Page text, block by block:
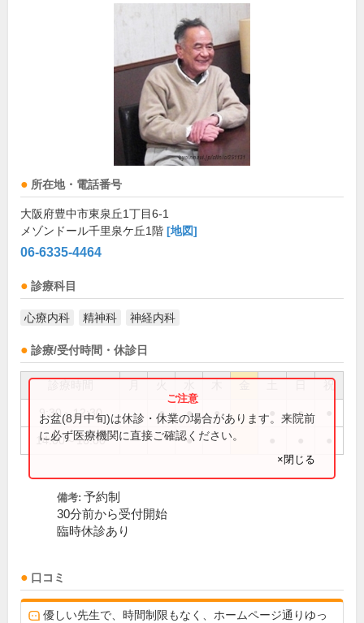
所在地・電話番号
大阪府豊中市東泉丘1丁目6-1
メゾンドール千里泉ケ丘1階 [地図]
06-6335-4464
診療科目
心療内科 精神科 神経内科
診療/受付時間・休診日
祝
9:30～12:30 ● ● ● ●
14:00～16:00 ●
お盆(8月中旬)は休診・休業の場合があります。来院前
に必ず医療機関に直接ご確認ください。
×閉じる
備考: 予約制
30分前から受付開始
臨時休診あり
口コミ
優しい先生で、時間制限もなく、ホームページ通りゆっ